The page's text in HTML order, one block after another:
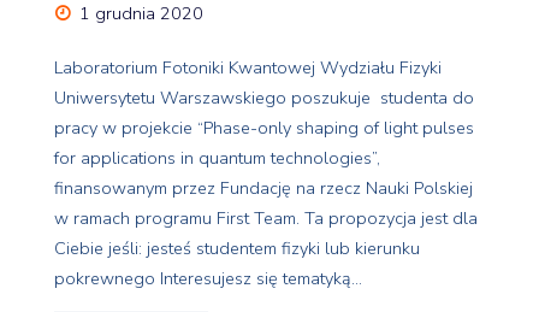
1 grudnia 2020
Laboratorium Fotoniki Kwantowej Wydziału Fizyki
Uniwersytetu Warszawskiego poszukuje studenta do
pracy w projekcie “Phase-only shaping of light pulses
for applications in quantum technologies”,
finansowanym przez Fundację na rzecz Nauki Polskiej
w ramach programu First Team. Ta propozycja jest dla
Ciebie jeśli: jesteś studentem fizyki lub kierunku
pokrewnego Interesujesz się tematyką…